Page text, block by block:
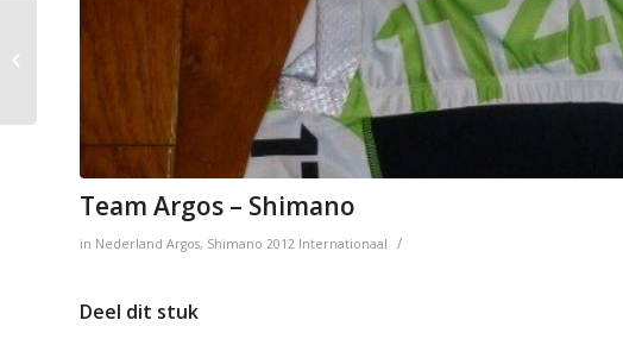
Team Argos – Shimano
in Nederland Argos, Shimano 2012 Internationaal /
Deel dit stuk